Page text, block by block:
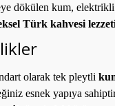
dökülen kum,
Türk kahvesi
olarak tek pleytli
esnek yapıya